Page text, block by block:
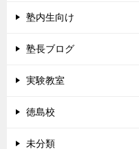
塾内生向け
塾長ブログ
実験教室
徳島校
未分類